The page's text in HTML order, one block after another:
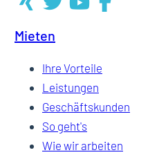
Mieten
Ihre Vorteile
Leistungen
Geschäftskunden
So geht's
Wie wir arbeiten